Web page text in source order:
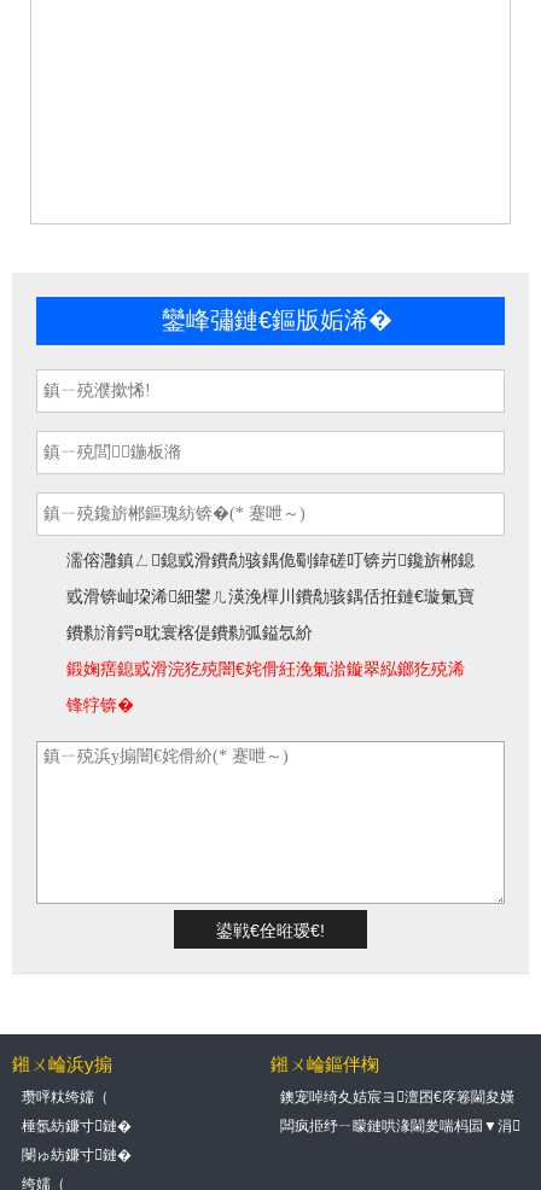
鑾峰彇鏈€鏂版姤浠�
濡傛灉鎮ㄥ鎴戜滑鐨勪骇鍝佹劅鍏磋叮锛岃鑱旂郴鎴
戜滑锛屾垜浠細鐢ㄦ渶浼樿川鐨勪骇鍝佸拰鏈€璇氭寶
鐨勬湇鍔¤耽寰楁偍鐨勬弧鎰忥紒
鍛婅瘔鎴戜滑浣犵殑闇€姹傦紝浼氭湁鏇翠紭鎯犵殑浠
锋牸锛�
鎺ㄨ崘浜у搧
瓒呯粏绔嬬（
棰氬紡鐮寸鏈�
閿ゅ紡鐮寸鏈�
绔嬬（
鎺ㄨ崘鏂伴椈
鐭宠啅绮夊姞宸ヨ澶囨€庝箞閫夋嫨
锛熺煶鑶忕矇鐢熶骇绾挎€庝箞閰嶇疆
闆疯挋纾ㄧ矇鏈哄湪閫夎喘杩囩▼涓